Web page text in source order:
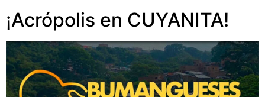
¡Acrópolis en CUYANITA!